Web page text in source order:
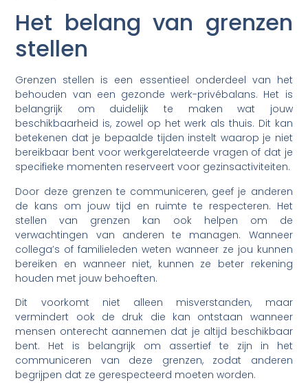
Het belang van grenzen
stellen
Grenzen stellen is een essentieel onderdeel van het
behouden van een gezonde werk-privébalans. Het is
belangrijk om duidelijk te maken wat jouw
beschikbaarheid is, zowel op het werk als thuis. Dit kan
betekenen dat je bepaalde tijden instelt waarop je niet
bereikbaar bent voor werkgerelateerde vragen of dat je
specifieke momenten reserveert voor gezinsactiviteiten.
Door deze grenzen te communiceren, geef je anderen
de kans om jouw tijd en ruimte te respecteren. Het
stellen van grenzen kan ook helpen om de
verwachtingen van anderen te managen. Wanneer
collega’s of familieleden weten wanneer ze jou kunnen
bereiken en wanneer niet, kunnen ze beter rekening
houden met jouw behoeften.
Dit voorkomt niet alleen misverstanden, maar
vermindert ook de druk die kan ontstaan wanneer
mensen onterecht aannemen dat je altijd beschikbaar
bent. Het is belangrijk om assertief te zijn in het
communiceren van deze grenzen, zodat anderen
begrijpen dat ze gerespecteerd moeten worden.